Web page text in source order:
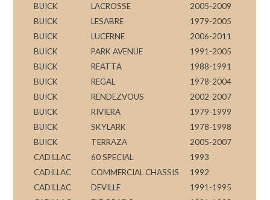
BUICK
LACROSSE
2005-2009
BUICK
LESABRE
1979-2005
BUICK
LUCERNE
2006-2011
BUICK
PARK AVENUE
1991-2005
BUICK
REATTA
1988-1991
BUICK
REGAL
1978-2004
BUICK
RENDEZVOUS
2002-2007
BUICK
RIVIERA
1979-1999
BUICK
SKYLARK
1978-1998
BUICK
TERRAZA
2005-2007
CADILLAC
60 SPECIAL
1993
CADILLAC
COMMERCIAL CHASSIS
1992
CADILLAC
DEVILLE
1991-1995